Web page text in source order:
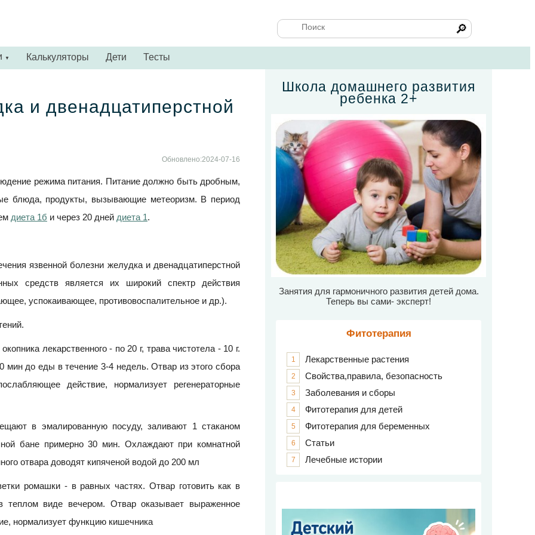
🔎
▼ Калькуляторы Дети Тесты
и двенадцатиперстной
Обновлено:2024-07-16
режима питания. Питание должно быть дробным,
блюда, продукты, вызывающие метеоризм. В период
диета 1б и через 20 дней диета 1.
язвенной болезни желудка и двенадцатиперстной
средств является их широкий спектр действия
успокаивающее, противовоспалительное и др.).
лекарственного - по 20 г, трава чистотела - 10 г.
мин до еды в течение 3-4 недель. Отвар из этого сбора
действие, нормализует регенераторные
в эмалированную посуду, заливают 1 стаканом
бане примерно 30 мин. Охлаждают при комнатной
отвара доводят кипяченой водой до 200 мл
ромашки - в равных частях. Отвар готовить как в
виде вечером. Отвар оказывает выраженное
нормализует функцию кишечника
Школа домашнего развития
ребенка 2+
Занятия для гармоничного развития детей дома.
Теперь вы сами- эксперт!
Фитотерапия
1 Лекарственные растения
2 Свойства,правила, безопасность
3 Заболевания и сборы
4 Фитотерапия для детей
5 Фитотерапия для беременных
6 Статьи
7 Лечебные истории